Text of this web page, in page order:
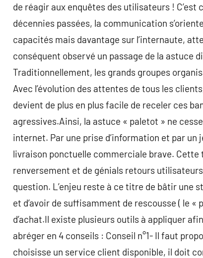
de réagir aux enquêtes des utilisateurs ! C’est
décennies passées, la communication
capacités mais davantage sur l’internaute,
conséquent observé un passage de la astuce
Traditionnellement, les grands groupes
Avec l’évolution des attentes de tous les
devient de plus en plus facile de receler ces
agressives.Ainsi, la astuce « paletot » ne
internet. Par une prise d’information et par
livraison ponctuelle commerciale brave.
renversement et de génials retours
question. L’enjeu reste à ce titre de bâtir une
et d’avoir de suffisamment de rescousse ( le «
d’achat.Il existe plusieurs outils à appliquer
abréger en 4 conseils : Conseil n°1- Il faut
choisisse un service client disponible, il doit